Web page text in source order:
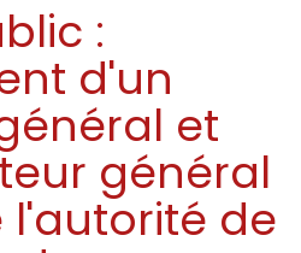
:
d'un
et
général
de